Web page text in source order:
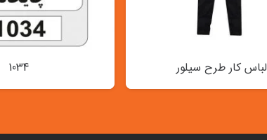
لباس کار طرح سیلور 1034